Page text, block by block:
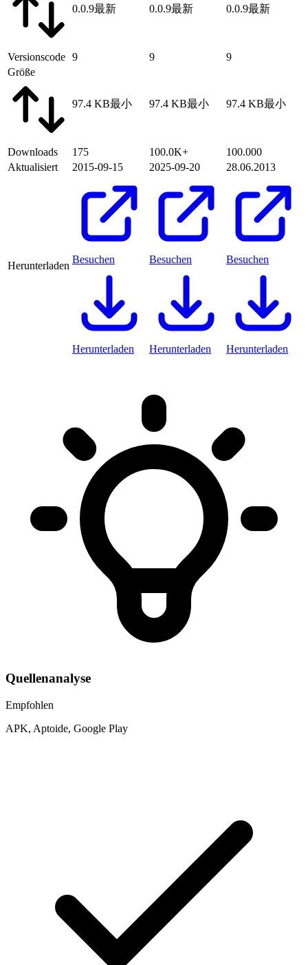
0.0.9最新 0.0.9最新 0.0.9最新
Versionscode 9 9
9
Größe
97.4 KB最小 97.4 KB最小 97.4 KB最小
Downloads 175 100.0K+
100.000
Aktualisiert
2015-09-15 2025-09-20 28.06.2013
Herunterladen
Besuchen
Herunterladen
Besuchen
Herunterladen
Besuchen
Herunterladen
Quellenanalyse
Empfohlen
APK, Aptoide, Google Play